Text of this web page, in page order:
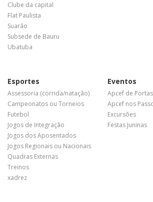
Clube da capital
Flat Paulista
Suarão
Subsede de Bauru
Ubatuba
Esportes
Assessoria (corrida/natação)
Campeonatos ou Torneios
Futebol
Jogos de Integração
Jogos dos Aposentados
Jogos Regionais ou Nacionais
Quadras Externas
Treinos
xadrez
Eventos
Apcef de
Apcef nos
Excursões
Festas Juninas